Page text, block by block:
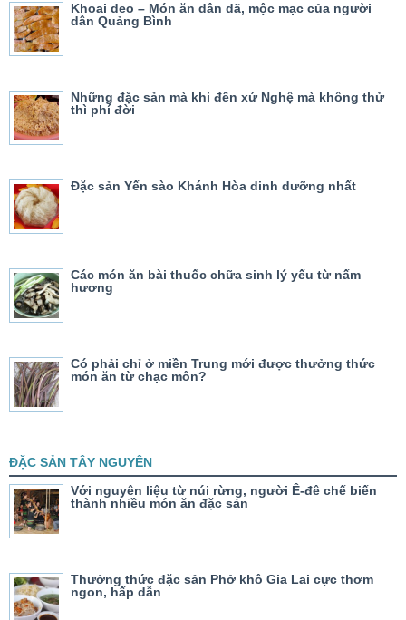
Khoai deo – Món ăn dân dã, mộc mạc của người
dân Quảng Bình
Những đặc sản mà khi đến xứ Nghệ mà không thử
thì phí đời
Đặc sản Yến sào Khánh Hòa dinh dưỡng nhất
Các món ăn bài thuốc chữa sinh lý yếu từ nấm
hương
Có phải chỉ ở miền Trung mới được thưởng thức
món ăn từ chạc môn?
ĐẶC SẢN TÂY NGUYÊN
Với nguyên liệu từ núi rừng, người Ê-đê chế biến
thành nhiều món ăn đặc sản
Thưởng thức đặc sản Phở khô Gia Lai cực thơm
ngon, hấp dẫn